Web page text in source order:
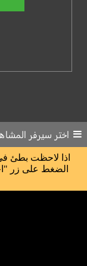
اختر سيرفر
اذا لاحظت بطئ
الضغط على زر